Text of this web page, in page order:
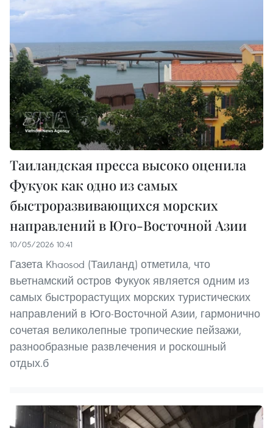
Таиландская пресса высоко оценила
Фукуок как одно из самых
быстроразвивающихся морских
направлений в Юго-Восточной Азии
10/05/2026 10:41
Газета Khaosod (Таиланд) отметила, что
вьетнамский остров Фукуок является одним из
самых быстрорастущих морских туристических
направлений в Юго-Восточной Азии, гармонично
сочетая великолепные тропические пейзажи,
разнообразные развлечения и роскошный
отдых.б